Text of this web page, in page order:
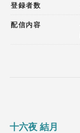
登録者数
配信内容
十六夜 結月